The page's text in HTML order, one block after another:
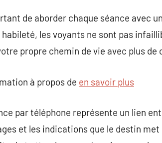
de aborder chaque séance avec
les voyants ne sont pas
propre chemin de vie avec plus de
à propos de en savoir plus
par téléphone représente un lien
et les indications que le destin